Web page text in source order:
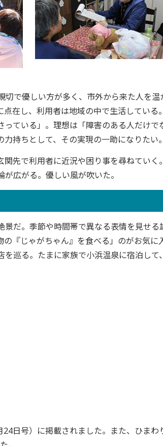
で優しい方が多く、市外から来た人を温
在し、利用者は地域の中で生活している
ている」。理想は「障害のある人だけで
持ちとして、その実現の一助になりたい。
先で利用者に近況や困り事を尋ねていく
広がる。優しい風が吹いた。
だ。季節や時間帯で異なる表情を見せる
『じゃがちゃん』を食べる」のがお気に
を巡る。たまに家族で小浜温泉に宿泊して
日号）に掲載されました。また、ひまわ